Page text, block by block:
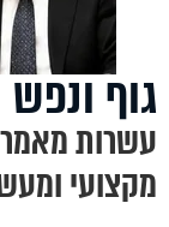
גוף ונפש
עשרות
מקצועי